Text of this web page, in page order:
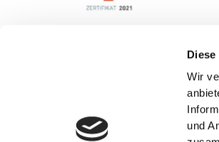
Wir
und